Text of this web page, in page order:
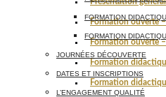
Formation ouverte
Formation ouverte
Formation
Formation
FORMATION
FORMATION
JOURNÉES DÉCOUVERTE
DATES ET INSCRIPTIONS
L’ENGAGEMENT QUALITÉ